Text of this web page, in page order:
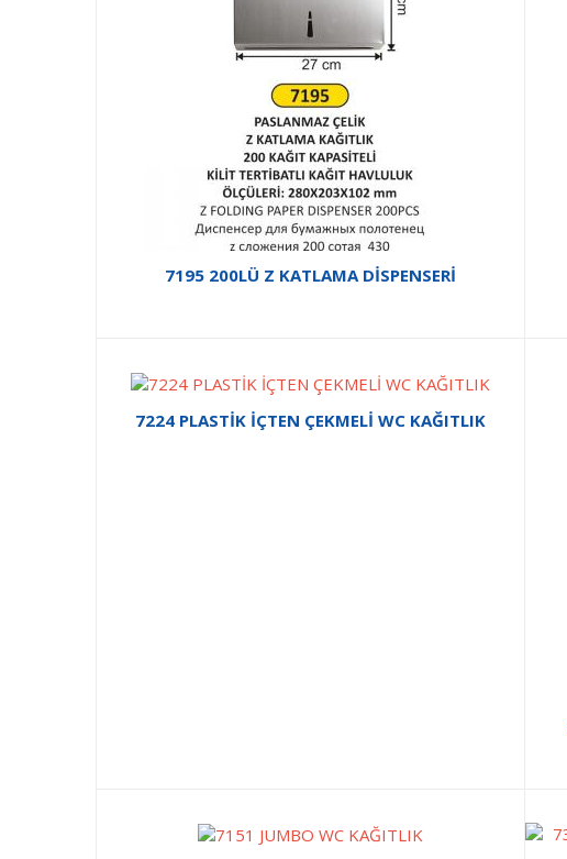
7195 200LÜ Z KATLAMA DİSPENSERİ
7224 PLASTİK İÇTEN ÇEKMELİ WC KAĞITLIK